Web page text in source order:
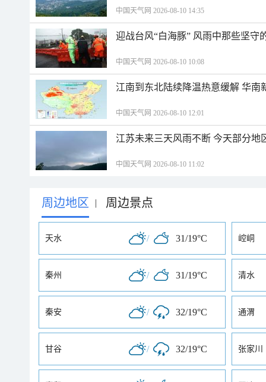
中国天气网 2026-08-10 14:35
迎战台风“白海豚” 风雨中那些坚守
中国天气网 2026-08-10 10:08
江南到东北陆续降温热意缓解 华南
中国天气网 2026-08-10 12:01
江苏未来三天风雨不断 今天部分地
中国天气网 2026-08-10 11:02
周边地区 | 周边景点
天水 / 31/19°C 崆峒
秦州 / 31/19°C 清水
秦安 / 32/19°C 通渭
甘谷 / 32/19°C 张家川